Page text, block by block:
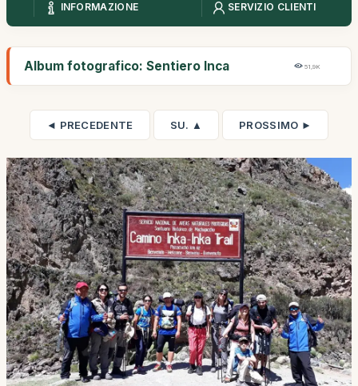
INFORMAZIONE
SERVIZIO CLIENTI
Album fotografico: Sentiero Inca 51,9K
◄ PRECEDENTE SU. ▲ PROSSIMO ►